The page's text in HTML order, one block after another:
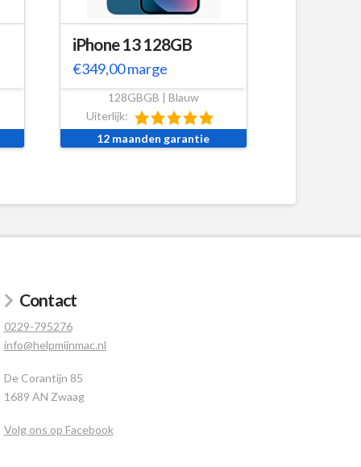
iPhone 13 128GB
€349,00marge
128GBGB | Blauw
Uiterlijk:
12 maanden garantie
Contact
0229-795276
info@helpmijnmac.nl
De Corantijn 85
1689 AN Zwaag
Volg ons op Facebook